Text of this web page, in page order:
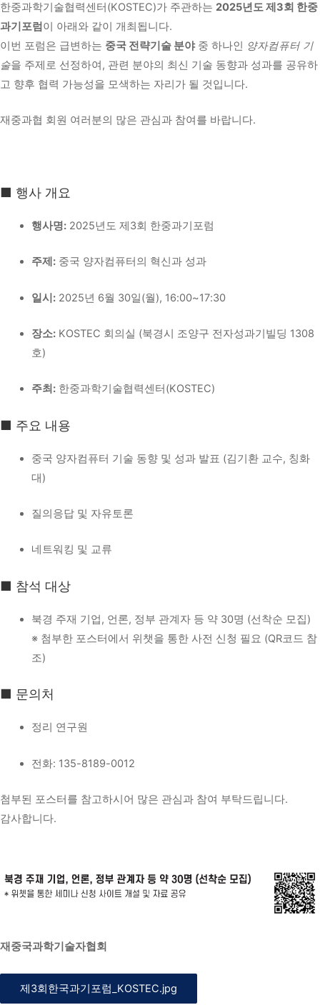
한중과학기술협력센터(KOSTEC)가 주관하는 2025년도 제3회 한중
과기포럼이 아래와 같이 개최됩니다.
이번 포럼은 급변하는 중국 전략기술 분야중 하나인 양자컴퓨터 기
술을 주제로 선정하여, 관련 분야의 최신 기술 동향과 성과를 공유하
고 향후 협력 가능성을 모색하는 자리가 될 것입니다.
재중과협 회원 여러분의 많은 관심과 참여를 바랍니다.
■ 행사 개요
행사명:2025년도 제3회 한중과기포럼
주제:중국 양자컴퓨터의 혁신과 성과
일시:2025년 6월 30일(월), 16:00~17:30
장소:KOSTEC 회의실 (북경시 조양구 전자성과기빌딩 1308
호)
주최:한중과학기술협력센터(KOSTEC)
■ 주요 내용
중국 양자컴퓨터 기술 동향 및 성과 발표 (김기환 교수, 칭화
대)
질의응답 및 자유토론
네트워킹 및 교류
■ 참석 대상
북경 주재 기업, 언론, 정부 관계자 등 약 30명 (선착순 모집)
※ 첨부한 포스터에서 위챗을 통한 사전 신청 필요 (QR코드 참
조)
■ 문의처
정리 연구원
전화: 135-8189-0012
첨부된 포스터를 참고하시어 많은 관심과 참여 부탁드립니다.
감사합니다.
재중국과학기술자협회
제3회한국과기포럼_KOSTEC.jpg